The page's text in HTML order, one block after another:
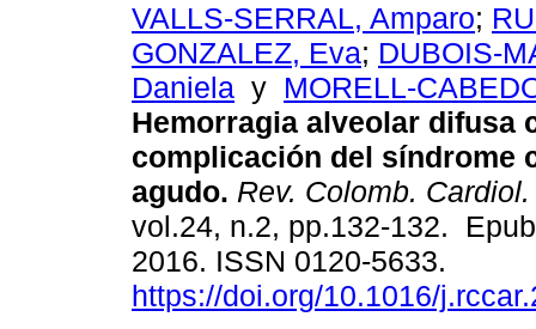
VALLS-SERRAL, Amparo;
GONZALEZ, Eva; DUBOIS-
Daniela y MORELL-
Hemorragia alveolar difusa
complicación del síndrome
agudo. Rev. Colomb. Cardiol.
vol.24, n.2, pp.132-132.
2016. ISSN 0120-5633.
https://doi.org/10.1016/